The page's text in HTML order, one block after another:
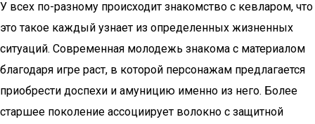
У всех по-разному происходит знакомство с кевларом, что
это такое каждый узнает из определенных жизненных
ситуаций. Современная молодежь знакома с материалом
благодаря игре раст, в которой персонажам предлагается
приобрести доспехи и амуницию именно из него. Более
старшее поколение ассоциирует волокно с защитной